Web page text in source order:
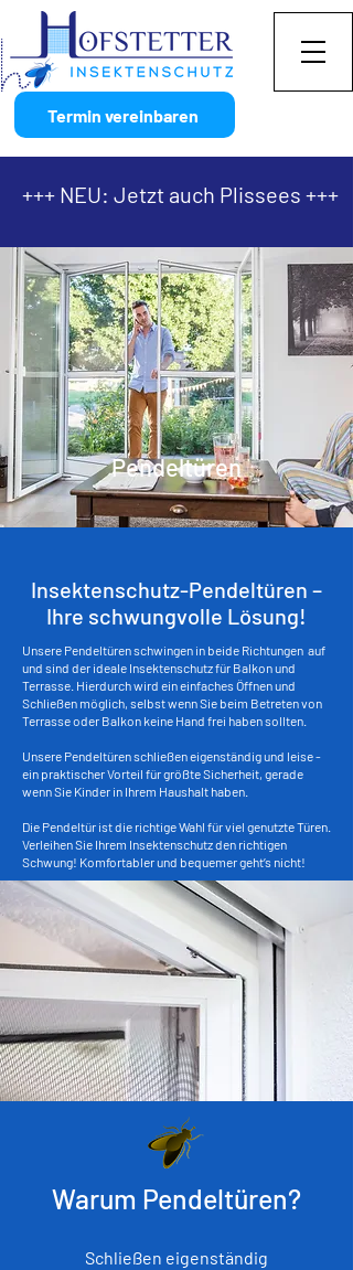
Termin vereinbaren
+++ NEU: Jetzt auch Plissees +++
Pendeltüren
Insektenschutz-Pendeltüren –
Ihre schwungvolle Lösung!
Unsere Pendeltüren schwingen in beide Richtungen auf
und sind der ideale Insektenschutz für Balkon und
Terrasse. Hierdurch wird ein einfaches Öffnen und
Schließen möglich, selbst wenn Sie beim Betreten von
Terrasse oder Balkon keine Hand frei haben sollten.
Unsere Pendeltüren schließen eigenständig und leise -
ein praktischer Vorteil für größte Sicherheit, gerade
wenn Sie Kinder in Ihrem Haushalt haben.
Die Pendeltür ist die richtige Wahl für viel genutzte Türen.
Verleihen Sie Ihrem Insektenschutz den richtigen
Schwung! Komfortabler und bequemer geht’s nicht!
Warum Pendeltüren?
Schließen eigenständig